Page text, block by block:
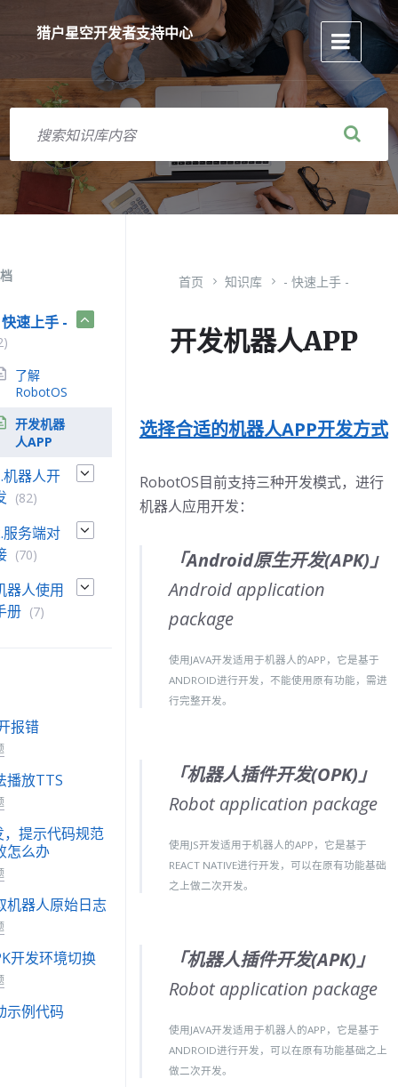
猎户星空开发者支持中心
首页 知识库 - 快速上手 -
开发机器人APP
选择合适的机器人APP开发方式
RobotOS目前支持三种开发模式，进行
机器人应用开发：
「Android原生开发(APK)」
Android application
package
使用JAVA开发适用于机器人的APP，它是基于
ANDROID进行开发，不能使用原有功能，需进
行完整开发。
「机器人插件开发(OPK)」
Robot application package
使用JS开发适用于机器人的APP，它是基于
REACT NATIVE进行开发，可以在原有功能基础
之上做二次开发。
「机器人插件开发(APK)」
Robot application package
使用JAVA开发适用于机器人的APP，它是基于
ANDROID进行开发，可以在原有功能基础之上
做二次开发。
速上手 -
了解
RobotOS
开发机器
人APP
机器人开
(82)
服务端对
(70)
器人使用
册 (7)
报错
播放TTS
提示代码规范
怎么办
机器人原始日志
开发环境切换
示例代码